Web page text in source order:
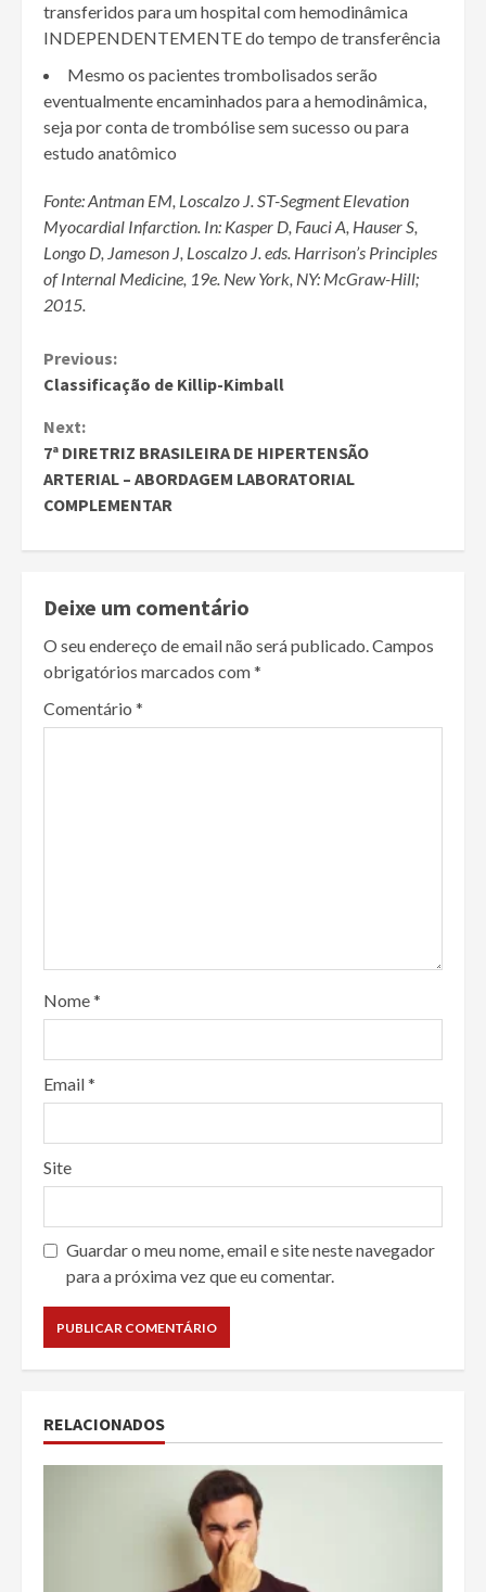
transferidos para um hospital com hemodinâmica
INDEPENDENTEMENTE do tempo de transferência
Mesmo os pacientes trombolisados serão
eventualmente encaminhados para a hemodinâmica,
seja por conta de trombólise sem sucesso ou para
estudo anatômico
Fonte:Antman EM, Loscalzo J.ST-Segment Elevation
Myocardial Infarction. In: Kasper D, Fauci A, Hauser S,
Longo D, Jameson J, Loscalzo J.eds. Harrison’s Principles
of Internal Medicine, 19e. New York, NY: McGraw-Hill;
2015.
Continue
Reading
Previous:
Classificação de Killip-Kimball
Next:
7ª DIRETRIZ BRASILEIRA DE HIPERTENSÃO
ARTERIAL – ABORDAGEM LABORATORIAL
COMPLEMENTAR
Deixe um comentário
O seu endereço de email não será publicado.Campos
obrigatórios marcados com*
Comentário *
Nome*
Email*
Site
Guardar o meu nome, email e site neste navegador
para a próxima vez que eu comentar.
RELACIONADOS